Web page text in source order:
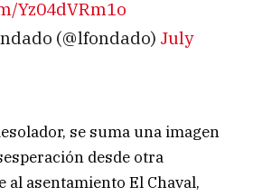
Yz04dVRm1o
(@lfondado) July
se suma una imagen
desde otra
al asentamiento El Chaval,